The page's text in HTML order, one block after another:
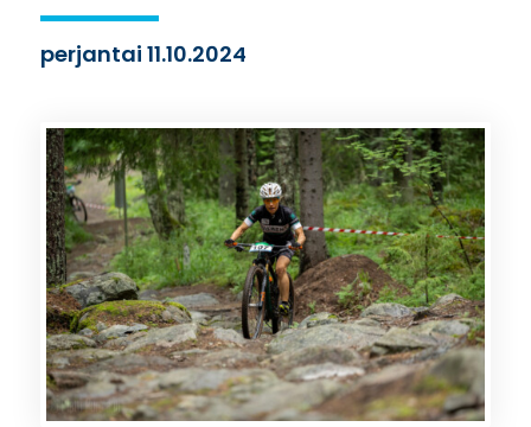
perjantai 11.10.2024